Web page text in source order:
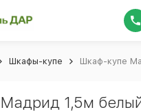
Шкафы-купе Шкаф-купе
1,5м